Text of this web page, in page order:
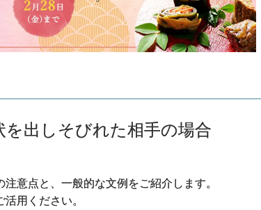
出しそびれた相手の場合
意点と、一般的な文例をご紹介します。
用ください。